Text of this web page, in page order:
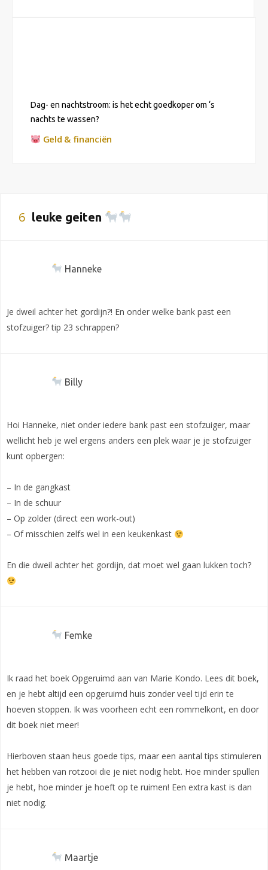
Dag- en nachtstroom: is het echt goedkoper om ‘s
nachts te wassen?
Geld & financiën
6 leuke geiten
Hanneke
Je dweil achter het gordijn?! En onder welke bank past een
stofzuiger? tip 23 schrappen?
Billy
Hoi Hanneke, niet onder iedere bank past een stofzuiger, maar
wellicht heb je wel ergens anders een plek waar je je stofzuiger
kunt opbergen:
– In de gangkast
– In de schuur
– Op zolder (direct een work-out)
– Of misschien zelfs wel in een keukenkast
En die dweil achter het gordijn, dat moet wel gaan lukken toch?
Femke
Ik raad het boek Opgeruimd aan van Marie Kondo. Lees dit boek,
en je hebt altijd een opgeruimd huis zonder veel tijd erin te
hoeven stoppen. Ik was voorheen echt een rommelkont, en door
dit boek niet meer!
Hierboven staan heus goede tips, maar een aantal tips stimuleren
het hebben van rotzooi die je niet nodig hebt. Hoe minder spullen
je hebt, hoe minder je hoeft op te ruimen! Een extra kast is dan
niet nodig.
Maartje